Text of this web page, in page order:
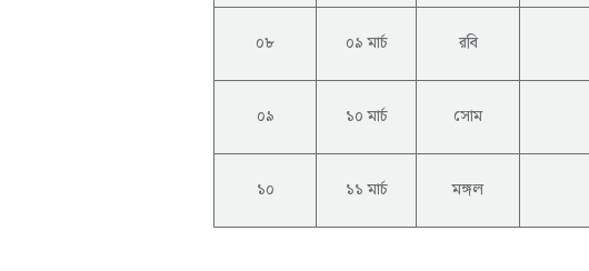
০৮ ০৯ মার্চ রবি
০৯ ১০ মার্চ সোম
১০ ১১ মার্চ মঙ্গল